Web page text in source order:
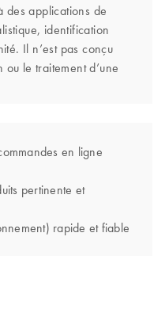
des applications de
identification
Il n’est pas conçu
le traitement d’une
en ligne
pertinente et
rapide et fiable